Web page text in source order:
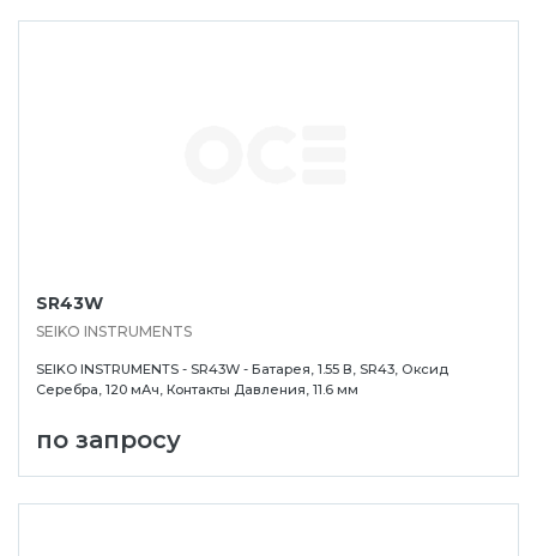
SR43W
SEIKO INSTRUMENTS
SEIKO INSTRUMENTS - SR43W - Батарея, 1.55 В, SR43, Оксид
Серебра, 120 мАч, Контакты Давления, 11.6 мм
по запросу